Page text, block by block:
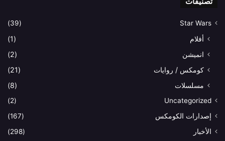
Star Wars
(39)
أفلام
(1)
انميشن
(2)
كومكس / روايات
(21)
مسلسلات
(8)
Uncategorized
(2)
إصدارات الكومكس
(167)
الأخبار
(298)